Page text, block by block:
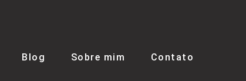
Blog Sobre mim Contato